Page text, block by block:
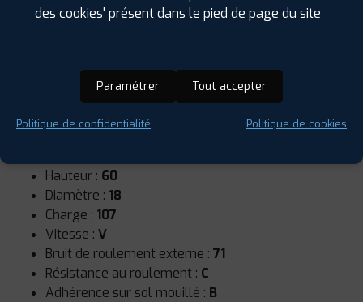
Saison :
Hiver
Hauteur : 60
Diamètre : 18
Charge : 107
Vitesse : V
Bruit de roulement externe : 71
Résistance au roulement : C
Adhérence sur sol mouillé : B
des cookies' présent dans le pied de page du site
Paramétrer Tout accepter
Politique de confidentialité Politique de cookies